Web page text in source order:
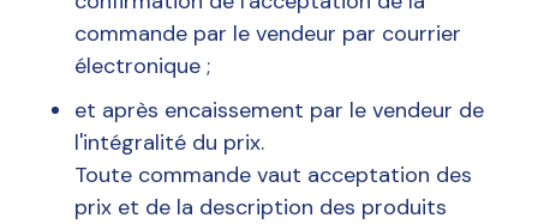
commande par le vendeur par courrier
électronique ;
et après encaissement par le vendeur de
l'intégralité du prix.
Toute commande vaut acceptation des
prix et de la description des produits